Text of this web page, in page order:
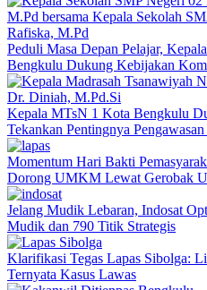
Peduli Masa Depan Pelajar,
Bengkulu Dukung Kebijakan
Kepala MTsN 1 Kota Bengkulu
Tekankan Pentingnya
Momentum Hari Bakti
Dorong UMKM Lewat Gerobak
Jelang Mudik Lebaran, Indosat
Mudik dan 790 Titik Strategis
Klarifikasi Tegas Lapas Sibolga:
Ternyata Kasus Lawas